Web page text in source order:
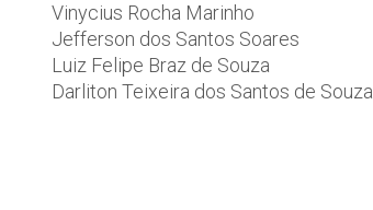
Vinycius Rocha Marinho
Jefferson dos Santos Soares
Luiz Felipe Braz de Souza
Darliton Teixeira dos Santos de Souza